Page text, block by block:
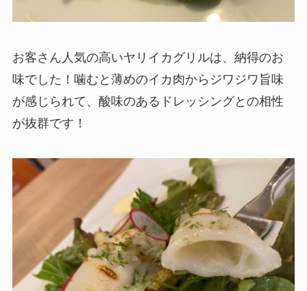
お客さん人気の高いヤリイカグリルは、納得のお
味でした！噛むと薄めのイカ肉からジワジワ旨味
が感じられて、酸味のあるドレッシングとの相性
が抜群です！